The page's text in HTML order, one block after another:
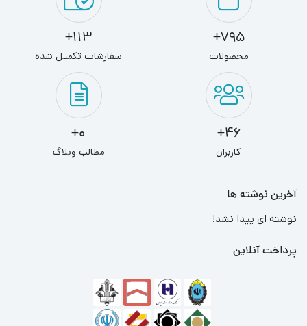
795+
محصولات
113+
سفارشات تکمیل شده
46+
کاربران
0+
مطالب وبلاگ
آخرین نوشته ها
نوشته ای پیدا نشد!
پرداخت آنلاین